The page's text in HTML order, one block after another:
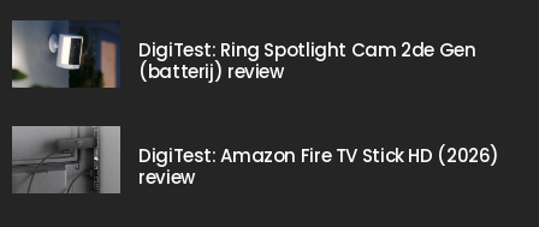
DigiTest: Ring Spotlight Cam 2de Gen
(batterij) review
DigiTest: Amazon Fire TV Stick HD (2026)
review